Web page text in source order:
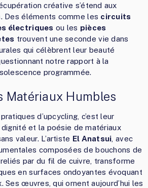
créative s’étend aux
Des éléments comme les circuits
électriques ou les pièces
trouvent une seconde vie dans
qui célèbrent leur beauté
notre rapport à la
programmée.
Matériaux Humbles
d’upcycling, c’est leur
et la poésie de matériaux
valeur. L’artiste El Anatsui , avec
composées de bouchons de
par du fil de cuivre, transforme
en surfaces ondoyantes évoquant
Ses œuvres, qui ornent aujourd’hui les